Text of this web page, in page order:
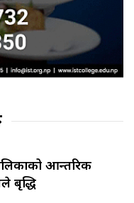
आन्तरिक
बृद्धि